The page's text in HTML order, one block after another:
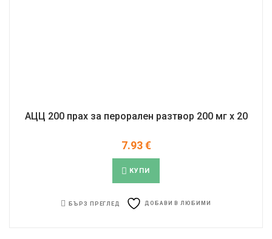
АЦЦ 200 прах за перорален разтвор 200 мг x 20
7.93€
КУПИ
БЪРЗ ПРЕГЛЕД ДОБАВИ В ЛЮБИМИ